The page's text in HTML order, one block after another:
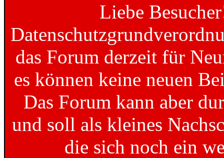
Liebe
das Forum derzeit für
es können keine neuen
Das Forum kann aber
und soll als kleines
die sich noch ein